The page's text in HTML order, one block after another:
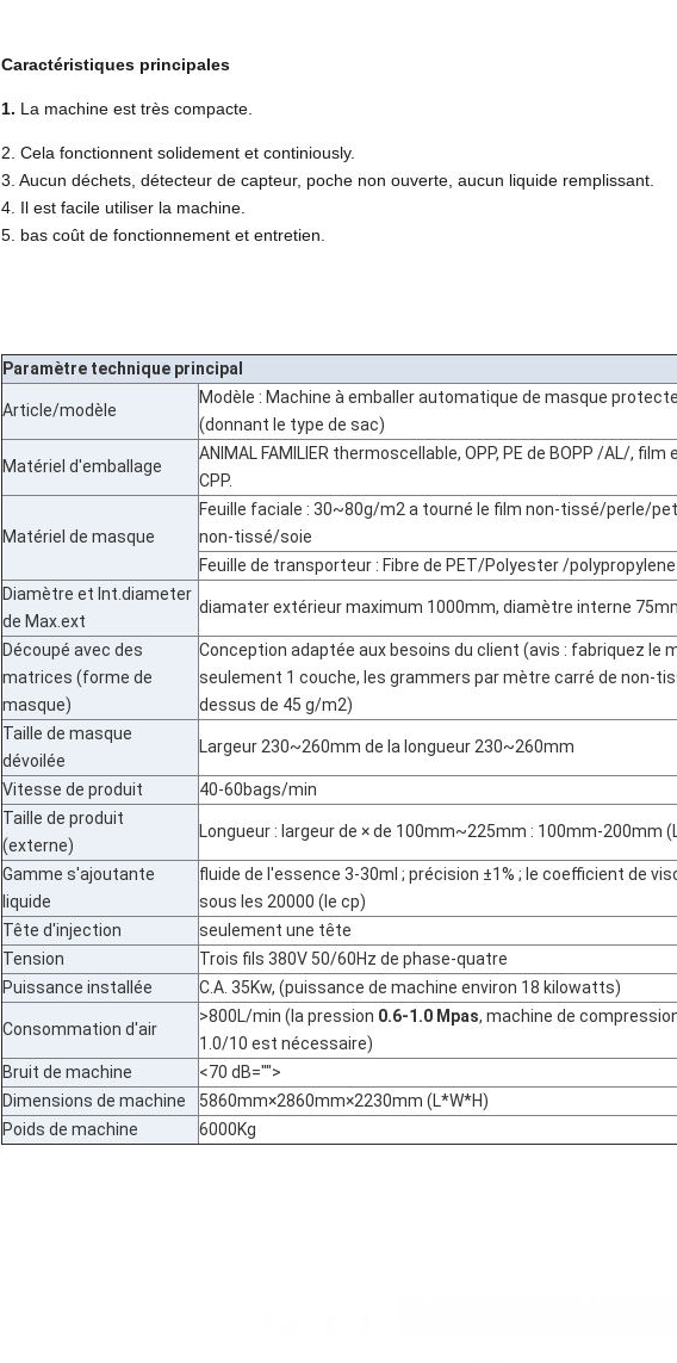
Caractéristiques principales
1. La machine est très compacte.
2. Cela fonctionnent solidement et continiously.
3. Aucun déchets, détecteur de capteur, poche non ouverte, aucun liquide remplissant.
4. Il est facile utiliser la machine.
5. bas coût de fonctionnement et entretien.
Paramètre technique principal
Article/modèle
Modèle : Machine à emballer automatique de masque
(donnant le type de sac)
Matériel d'emballage
ANIMAL FAMILIER thermoscellable, OPP, PE de BOPP /AL/,
CPP.
Matériel de masque
Feuille faciale : 30~80g/m2 a tourné le film non-tissé/perle/
non-tissé/soie
Feuille de transporteur : Fibre de PET/Polyester /polypropylene
Diamètre et Int.diameter
de Max.ext
diamater extérieur maximum 1000mm, diamètre interne
Découpé avec des
matrices (forme de
masque)
Conception adaptée aux besoins du client (avis : fabriquez le
seulement 1 couche, les grammers par mètre carré de non-
dessus de 45 g/m2)
Taille de masque
dévoilée
Largeur 230~260mm de la longueur 230~260mm
Vitesse de produit
40-60bags/min
Taille de produit
(externe)
Longueur : largeur de × de 100mm~225mm : 100mm-200mm
Gamme s'ajoutante
liquide
fluide de l'essence 3-30ml ; précision ±1% ; le coefficient de
sous les 20000 (le cp)
Tête d'injection
seulement une tête
Tension
Trois fils 380V 50/60Hz de phase-quatre
Puissance installée
C.A. 35Kw, (puissance de machine environ 18 kilowatts)
Consommation d'air
>800L/min (la pression 0.6-1.0 Mpas, machine de
1.0/10 est nécessaire)
Bruit de machine
<70 dB="">
Dimensions de machine
5860mm×2860mm×2230mm (L*W*H)
Poids de machine
6000Kg